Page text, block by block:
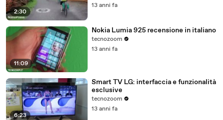
2:30
13 anni fa
11:09
Nokia Lumia 925 recensione in italiano
tecnozoom
13 anni fa
6:23
Smart TV LG: interfaccia e funzionalità
esclusive
tecnozoom
13 anni fa